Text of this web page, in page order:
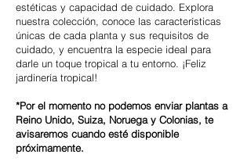
estéticas y capacidad de cuidado. Explora
nuestra colección, conoce las características
únicas de cada planta y sus requisitos de
cuidado, y encuentra la especie ideal para
darle un toque tropical a tu entorno. ¡Feliz
jardinería tropical!
*Por el momento no podemos enviar plantas a
Reino Unido, Suiza, Noruega y Colonias, te
avisaremos cuando esté disponible
próximamente.